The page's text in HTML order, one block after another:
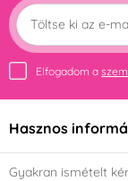
Elfogadom a
Hasznos
Gyakran ismételt